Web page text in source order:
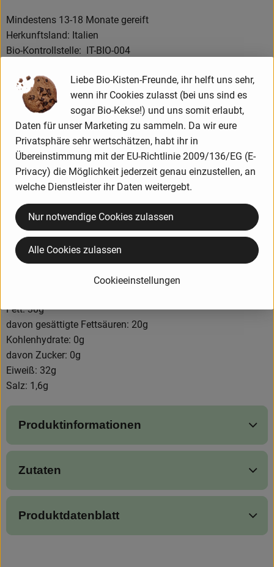
Mindestens 13-18 Monate gereift
Herkunftsland: Italien
Bio-Kontrollstelle: IT-BIO-004
Milchart: Kuhmilch / roh / laktosefrei
Käsegruppe: Hartkäse
Lab: Kälberlab
Fett i.Tr. mind. 32 %
Salzgehalt / Salzart: ca. 1,6 % Meersalz
Mindestreifezeit: ca. 13-18 Monat(e)
Rinde: Naturrinde, essbar
MILCH*, Salz, Milchsäurebakterien, Lab
Allergene: Milch, Milcheiweiß, Kuhmilcheiweiß, natürlich
gereift laktosefrei (< 0,1%)
Nährwertangaben je 100g
Fett: 30g
davon gesättigte Fettsäuren: 20g
Kohlenhydrate: 0g
davon Zucker: 0g
Eiweiß: 32g
Salz: 1,6g
Produktinformationen
Zutaten
Produktdatenblatt
Liebe Bio-Kisten-Freunde, ihr helft uns sehr,
wenn ihr Cookies zulasst (bei uns sind es
sogar Bio-Kekse!) und uns somit erlaubt,
Daten für unser Marketing zu sammeln. Da wir eure
Privatsphäre sehr wertschätzen, habt ihr in
Übereinstimmung mit der EU-Richtlinie 2009/136/EG (E-
Privacy) die Möglichkeit jederzeit genau einzustellen, an
welche Dienstleister ihr Daten weitergebt.
Cookieeinstellungen
Nur notwendige Cookies zulassen
Alle Cookies zulassen